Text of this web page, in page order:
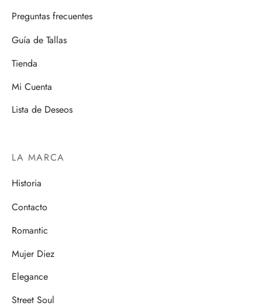
Preguntas frecuentes
Guía de Tallas
Tienda
Mi Cuenta
Lista de Deseos
LA MARCA
Historia
Contacto
Romantic
Mujer Diez
Elegance
Street Soul